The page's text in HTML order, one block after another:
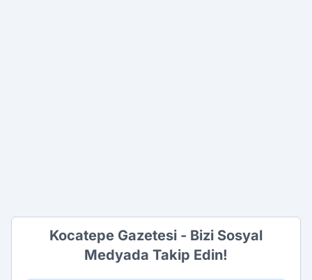
Kocatepe Gazetesi - Bizi Sosyal
Medyada Takip Edin!